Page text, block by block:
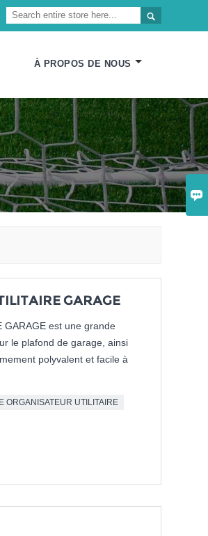


À PROPOS DE NOUS
GARAGE
GARAGE est une grande
le plafond de garage, ainsi
polyvalent et facile à
ORGANISATEUR UTILITAIRE